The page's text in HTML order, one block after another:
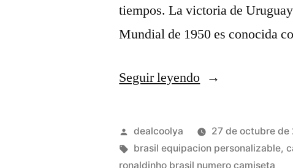
tiempos. La victoria de
Mundial de 1950 es conocida
Seguir leyendo«camiseta
imperio
de
Publicado
por
dealcoolya 27 de octubre de
Etiquetas:
brasil equipacion personalizable,
ronaldinho brasil numero camiseta